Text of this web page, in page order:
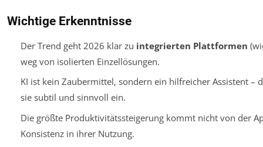
Wichtige Erkenntnisse
Der Trend geht 2026 klar zu integrierten Plattformen
weg von isolierten Einzellösungen.
KI ist kein Zaubermittel, sondern ein hilfreicher Assistent –
sie subtil und sinnvoll ein.
Die größte Produktivitätssteigerung kommt nicht von der
Konsistenzin ihrer Nutzung.